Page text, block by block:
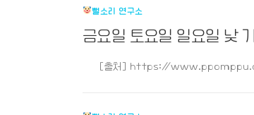
뻘소리 연구소
금요일 토요일 일요일 낮
[출처] https://